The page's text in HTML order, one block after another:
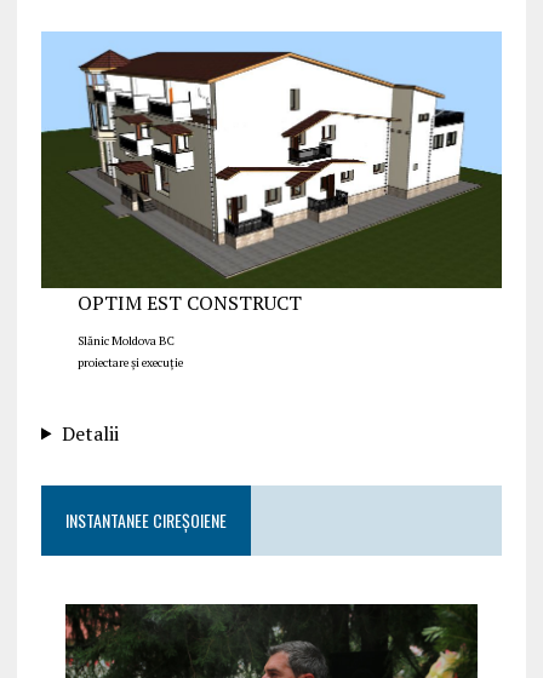
OPTIM EST CONSTRUCT
Slănic Moldova BC
proiectare și execuție
Detalii
INSTANTANEE CIREȘOIENE